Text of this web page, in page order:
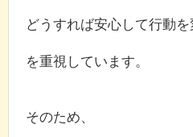
どうすれば安心して行動
を重視しています。
そのため、